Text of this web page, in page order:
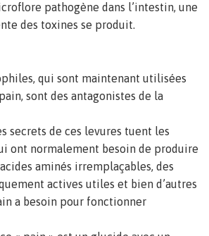
pathogène dans l’intestin, une
des toxines se produit.
qui sont maintenant utilisées
sont des antagonistes de la
secrets de ces levures tuent les
ont normalement besoin de produire
aminés irremplaçables, des
actives utiles et bien d’autres
a besoin pour fonctionner